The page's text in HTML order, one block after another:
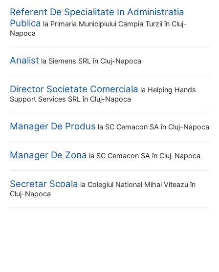
Referent De Specialitate In Administratia
Publica la Primaria Municipiului Campia Turzii în Cluj-
Napoca
Analist la Siemens SRL în Cluj-Napoca
Director Societate Comerciala la Helping Hands
Support Services SRL în Cluj-Napoca
Manager De Produs la SC Cemacon SA în Cluj-Napoca
Manager De Zona la SC Cemacon SA în Cluj-Napoca
Secretar Scoala la Colegiul National Mihai Viteazu în
Cluj-Napoca